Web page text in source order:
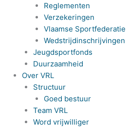
Reglementen
Verzekeringen
Vlaamse Sportfederatie
Wedstrijdinschrijvingen
Jeugdsportfonds
Duurzaamheid
Over VRL
Structuur
Goed bestuur
Team VRL
Word vrijwilliger